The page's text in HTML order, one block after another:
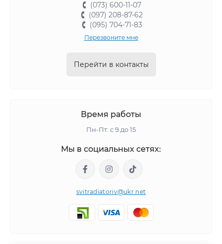
(073) 600-11-07
(097) 208-87-62
(095) 704-71-83
Перезвоните мне
Перейти в контакты
Время работы
Пн-Пт: с 9 до 15
Мы в социальных сетях:
svitradiatoriv@ukr.net